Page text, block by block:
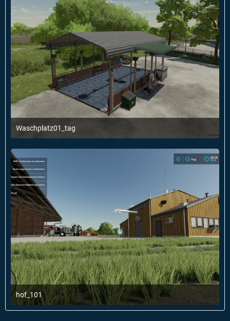
Waschplatz01_tag
1. Januar 2022 um 22:54
1
hof_101
1. Januar 2022 um 22:53